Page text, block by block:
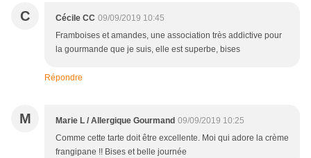
C Cécile CC 09/09/2019 10:45
Framboises et amandes, une association très addictive pour
la gourmande que je suis, elle est superbe, bises
Répondre
M Marie L / Allergique Gourmand 09/09/2019 10:25
Comme cette tarte doit être excellente. Moi qui adore la crème
frangipane !! Bises et belle journée